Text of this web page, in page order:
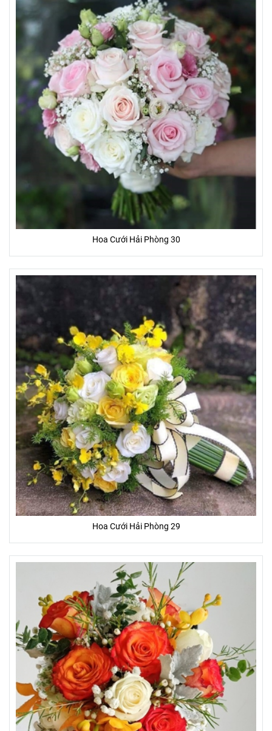
Hoa Cưới Hải Phòng 30
Hoa Cưới Hải Phòng 29